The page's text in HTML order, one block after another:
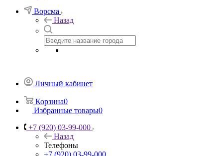
Ворсма
Назад
Личный кабинет
Корзина0
Избранные товары0
+7 (920) 03-99-000
Назад
Телефоны
+7 (920) 03-99-000